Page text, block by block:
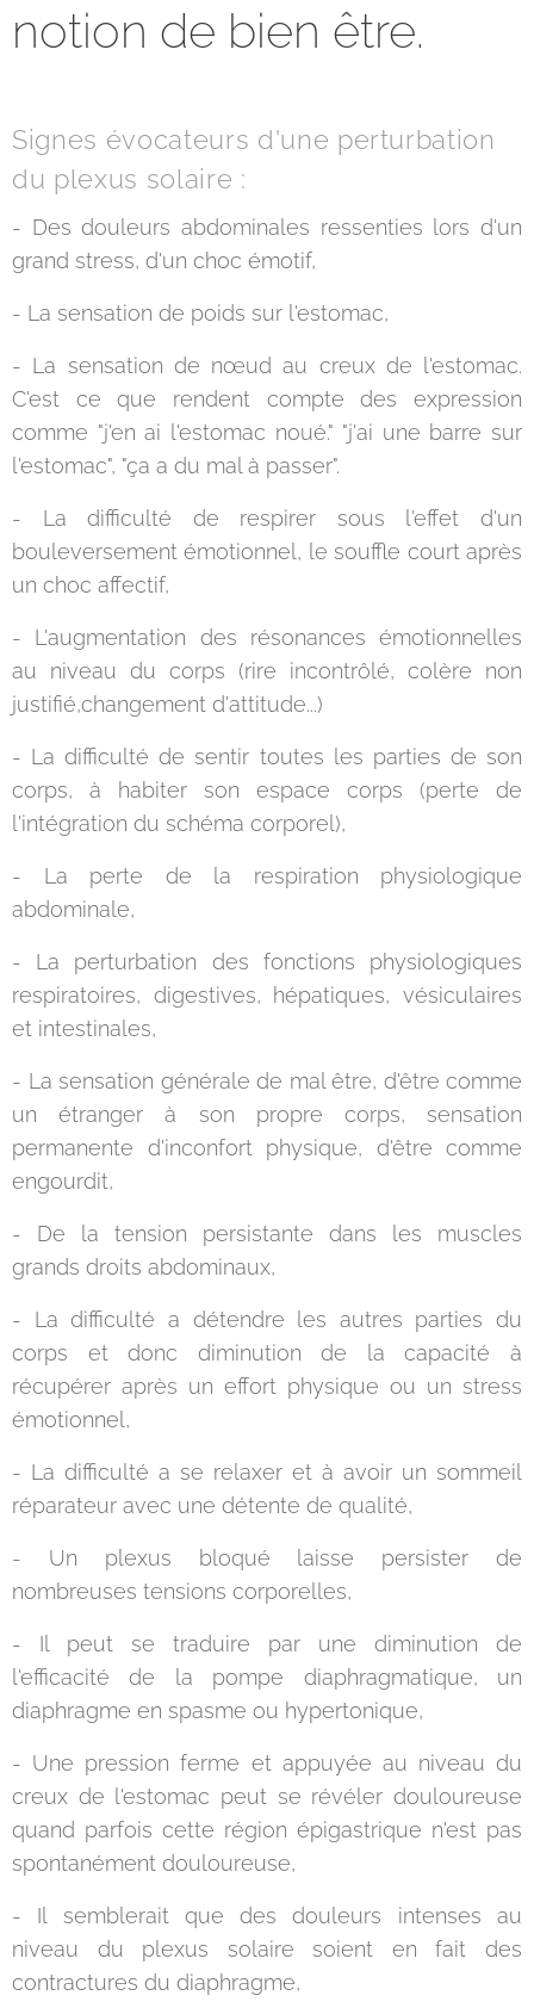
notion de bien être.
Signes évocateurs d'une perturbation
du plexus solaire :
- Des douleurs abdominales ressenties lors d'un
grand stress, d'un choc émotif,
- La sensation de poids sur l'estomac,
- La sensation de nœud au creux de l'estomac.
C'est ce que rendent compte des expression
comme "j'en ai l'estomac noué." "j'ai une barre sur
l'estomac", "ça a du mal à passer".
- La difficulté de respirer sous l'effet d'un
bouleversement émotionnel, le souffle court après
un choc affectif,
- L'augmentation des résonances émotionnelles
au niveau du corps (rire incontrôlé, colère non
justifié,changement d'attitude...)
- La difficulté de sentir toutes les parties de son
corps, à habiter son espace corps (perte de
l'intégration du schéma corporel),
- La perte de la respiration physiologique
abdominale,
- La perturbation des fonctions physiologiques
respiratoires, digestives, hépatiques, vésiculaires
et intestinales,
- La sensation générale de mal être, d'être comme
un étranger à son propre corps, sensation
permanente d'inconfort physique, d'être comme
engourdit,
- De la tension persistante dans les muscles
grands droits abdominaux,
- La difficulté a détendre les autres parties du
corps et donc diminution de la capacité à
récupérer après un effort physique ou un stress
émotionnel,
- La difficulté a se relaxer et à avoir un sommeil
réparateur avec une détente de qualité,
- Un plexus bloqué laisse persister de
nombreuses tensions corporelles,
- Il peut se traduire par une diminution de
l'efficacité de la pompe diaphragmatique, un
diaphragme en spasme ou hypertonique,
- Une pression ferme et appuyée au niveau du
creux de l'estomac peut se révéler douloureuse
quand parfois cette région épigastrique n'est pas
spontanément douloureuse,
- Il semblerait que des douleurs intenses au
niveau du plexus solaire soient en fait des
contractures du diaphragme,